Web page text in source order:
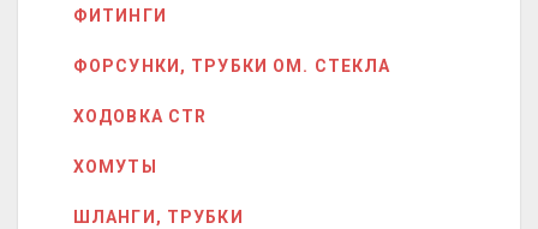
ФИТИНГИ
ФОРСУНКИ, ТРУБКИ ОМ. СТЕКЛА
ХОДОВКА CTR
ХОМУТЫ
ШЛАНГИ, ТРУБКИ